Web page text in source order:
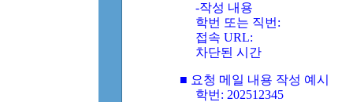
-작성 내용
학번 또는 직번:
접속 URL:
차단된 시간
■ 요청 메일 내용 작성 예시
학번: 202512345